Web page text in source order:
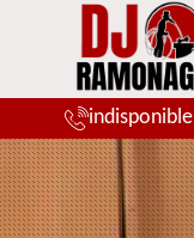
indisponible